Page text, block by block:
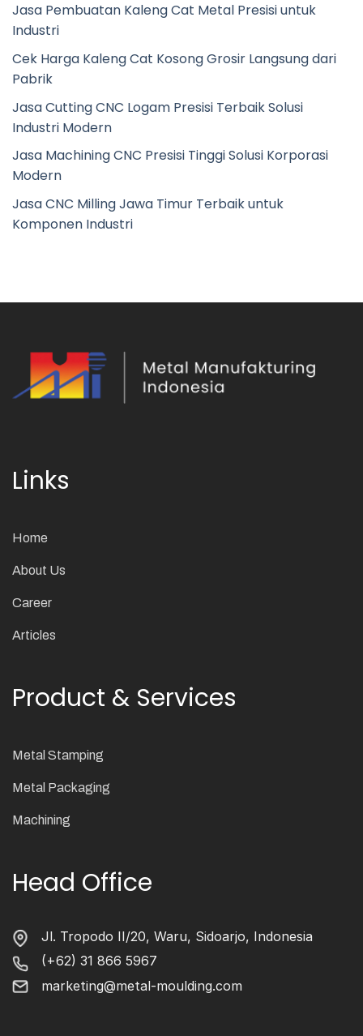
Jasa Pembuatan Kaleng Cat Metal Presisi untuk
Industri
Cek Harga Kaleng Cat Kosong Grosir Langsung dari
Pabrik
Jasa Cutting CNC Logam Presisi Terbaik Solusi
Industri Modern
Jasa Machining CNC Presisi Tinggi Solusi Korporasi
Modern
Jasa CNC Milling Jawa Timur Terbaik untuk
Komponen Industri
Links
Home
About Us
Career
Articles
Product & Services
Metal Stamping
Metal Packaging
Machining
Head Office
Jl. Tropodo II/20, Waru, Sidoarjo, Indonesia
(+62) 31 866 5967
marketing@metal-moulding.com